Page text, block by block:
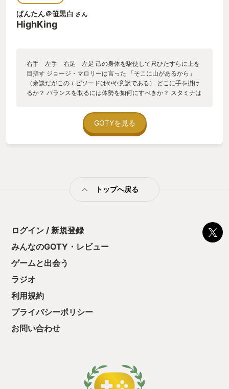
ぱんたん＠笹黒白 さん
HighKing
右手 左手 右足 左足 己の身体を駆使して只ひたすらに上を
目指す ジョージ・マロリーは言った 「そこに山があるから」
（余談だがこのエピソードはやや意訳である） どこに手を掛け
るか？ バランスを取るには体勢を如何にすべきか？ スタミナは
ぶと時間が溶けていきます 忍耐力も養われます 緩いオンライン
プレイで仲間が滑落するのを笑いながら遊ぶのも一興ですｗ
GOTYを見る
トップへ戻る
ログイン / 新規登録
みんなのGOTY・レビュー
ゲームと出会う
ラジオ
利用規約
プライバシーポリシー
お問い合わせ